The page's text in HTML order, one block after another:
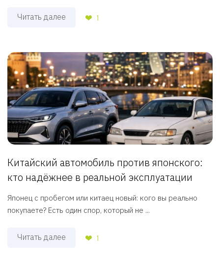
Читать далее 1
Китайский автомобиль против японского:
кто надёжнее в реальной эксплуатации
Японец с пробегом или китаец новый: кого вы реально
покупаете? Есть один спор, который не ...
Читать далее 1